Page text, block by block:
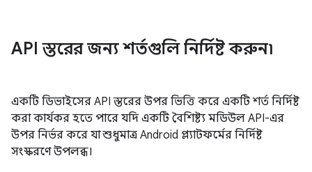
API স্তরের জন্য শর্তগুলি নির্দিষ্ট করুন৷
একটি ডিভাইসের API স্তরের উপর ভিত্তি করে একটি শর্ত নির্দিষ্ট
করা কার্যকর হতে পারে যদি একটি বৈশিষ্ট্য মডিউল API-এর
উপর নির্ভর করে যা শুধুমাত্র Android প্ল্যাটফর্মের নির্দিষ্ট
সংস্করণে উপলব্ধ।